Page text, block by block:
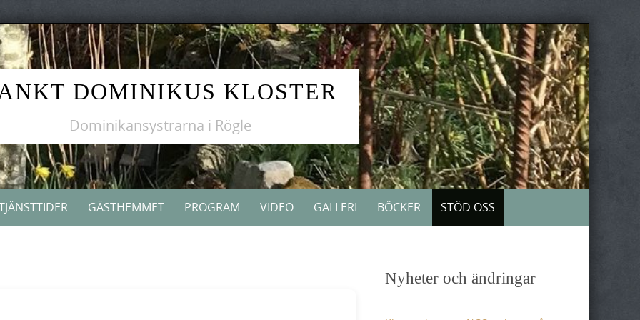
DOMINIKUS KLOSTER
Dominikansystrarna i Rögle
GÄSTHEMMET PROGRAM VIDEO GALLERI BÖCKER STÖD OSS
Nyheter och ändringar